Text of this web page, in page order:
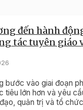
đến hành
tác tuyên giáo
bước vào giai đoạn
tiêu lớn hơn và yêu
quản trị và tổ